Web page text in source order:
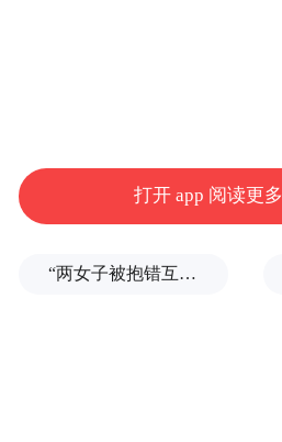
打开 app 阅读更
“两女子被抱错互换人生37年”一当事人沉默多日发声：我不是受益者